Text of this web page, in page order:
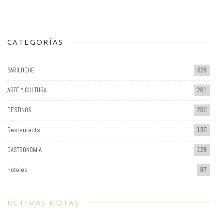
CATEGORÍAS
BARILOCHE 628
ARTE Y CULTURA 261
DESTINOS 200
Restaurants 130
GASTRONOMÍA 128
Hoteles 87
ULTIMAS NOTAS